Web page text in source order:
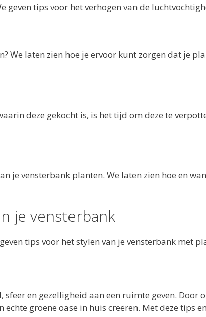
tips voor het verhogen van de
We laten zien hoe je ervoor kunt zorgen dat je
deze gekocht is, is het tijd om deze te
je vensterbank planten. We laten zien hoe en
je vensterbank
tips voor het stylen van je vensterbank met
en gezelligheid aan een ruimte geven. Door
groene oase in huis creëren. Met deze tips